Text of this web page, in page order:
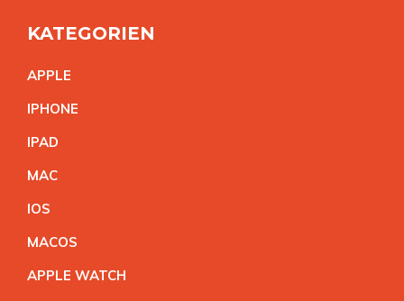
KATEGORIEN
APPLE
IPHONE
IPAD
MAC
IOS
MACOS
APPLE WATCH